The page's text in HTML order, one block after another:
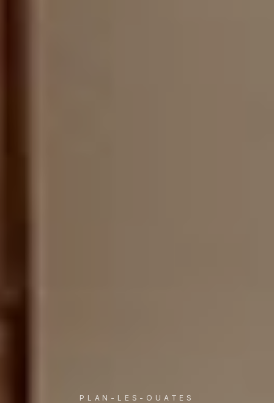
PLAN-LES-OUATES